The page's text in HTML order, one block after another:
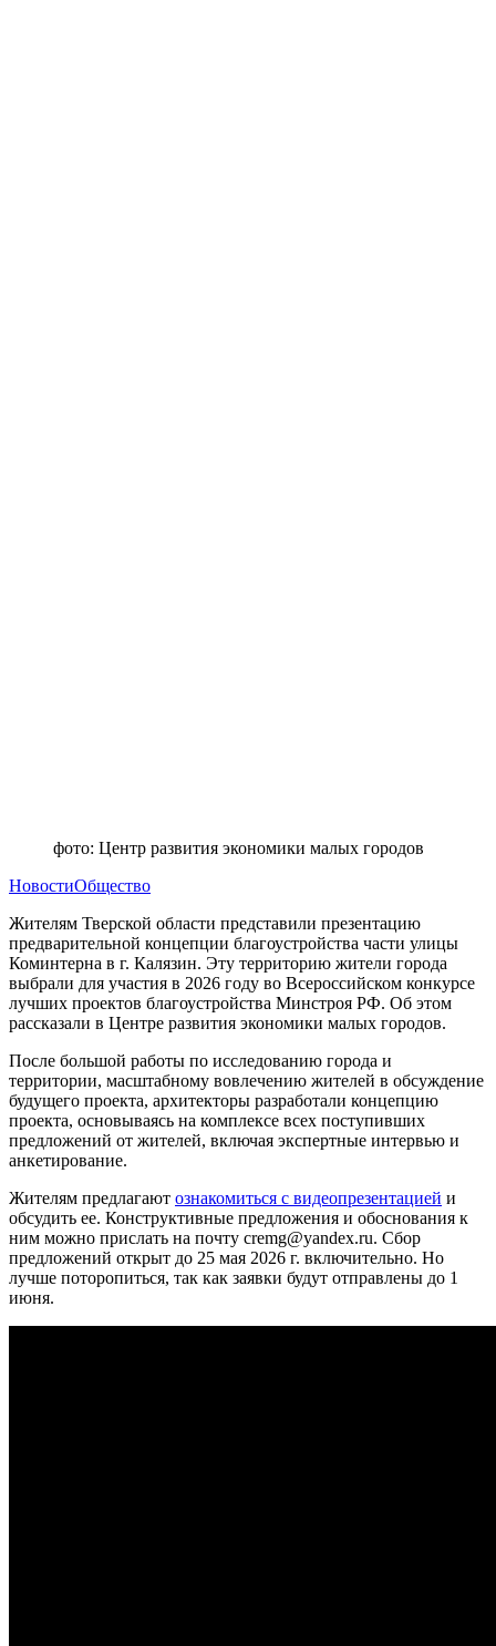
фото: Центр развития экономики малых городов
НовостиОбщество
Жителям Тверской области представили презентацию
предварительной концепции благоустройства части улицы
Коминтерна в г. Калязин. Эту территорию жители города
выбрали для участия в 2026 году во Всероссийском конкурсе
лучших проектов благоустройства Минстроя РФ. Об этом
рассказали в Центре развития экономики малых городов.
После большой работы по исследованию города и
территории, масштабному вовлечению жителей в обсуждение
будущего проекта, архитекторы разработали концепцию
проекта, основываясь на комплексе всех поступивших
предложений от жителей, включая экспертные интервью и
анкетирование.
Жителям предлагают ознакомиться с видеопрезентацией и
обсудить ее. Конструктивные предложения и обоснования к
ним можно прислать на почту cremg@yandex.ru. Сбор
предложений открыт до 25 мая 2026 г. включительно. Но
лучше поторопиться, так как заявки будут отправлены до 1
июня.